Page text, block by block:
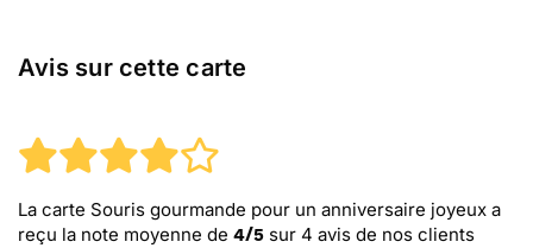
Avis sur cette carte
La carte Souris gourmande pour un anniversaire joyeux a
reçu la note moyenne de 4/5 sur 4 avis de nos clients